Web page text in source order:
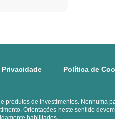
Política de
produtos de investimentos. Nenhuma
Orientações neste sentido